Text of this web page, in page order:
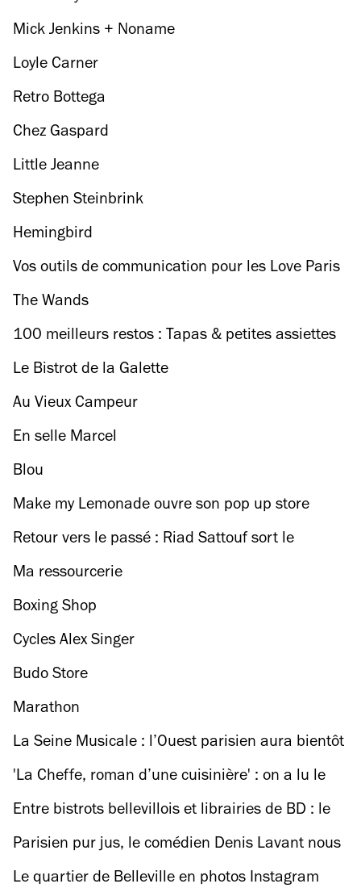
Mick Jenkins + Noname
Loyle Carner
Retro Bottega
Chez Gaspard
Little Jeanne
Stephen Steinbrink
Hemingbird
Vos outils de communication pour les Love Paris
Awards
The Wands
100 meilleurs restos : Tapas & petites assiettes
Le Bistrot de la Galette
Au Vieux Campeur
En selle Marcel
Blou
Make my Lemonade ouvre son pop up store
Retour vers le passé : Riad Sattouf sort le
troisième tome de 'L'Arabe du futur'
Ma ressourcerie
Boxing Shop
Cycles Alex Singer
Budo Store
Marathon
La Seine Musicale : l’Ouest parisien aura bientôt
sa propre cité dédiée à la musique
'La Cheffe, roman d’une cuisinière' : on a lu le
nouveau livre de Marie NDiaye
Entre bistrots bellevillois et librairies de BD : le
Paris de Nora Hamzawi
Parisien pur jus, le comédien Denis Lavant nous
donne ses bonnes adresses
Le quartier de Belleville en photos Instagram